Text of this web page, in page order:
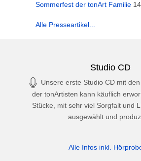
Sommerfest der tonArt Familie
Alle Presseartikel...
Studio CD
Unsere erste Studio CD mit
der tonArtisten kann käuflich
Stücke, mit sehr viel Sorgfalt und
ausgewählt und
Alle Infos inkl.